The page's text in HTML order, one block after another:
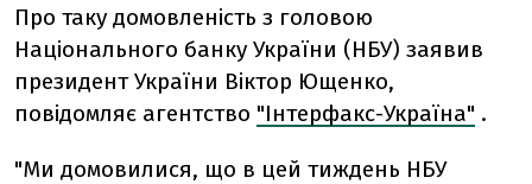
Про таку домовленість з головою
Національного банку України (НБУ) заявив
президент України Віктор Ющенко,
повідомляє агентство "Інтерфакс-Україна" .
"Ми домовилися, що в цей тиждень НБУ